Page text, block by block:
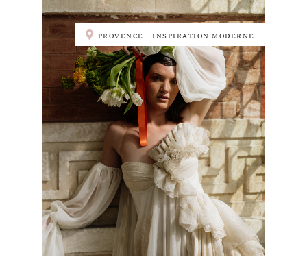
PROVENCE - INSPIRATION MODERNE